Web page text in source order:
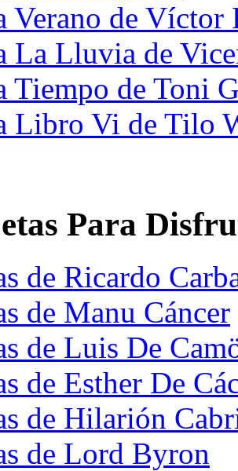
Verano de Víctor
La Lluvia de
Tiempo de Toni
Libro Vi de Tilo
Para
de Ricardo
de Manu Cáncer
de Luis De
de Esther De
de Hilarión
de Lord Byron